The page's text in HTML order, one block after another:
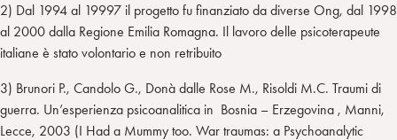
2) Dal 1994 al 19997 il progetto fu finanziato da diverse Ong, dal 1998
al 2000 dalla Regione Emilia Romagna. Il lavoro delle psicoterapeute
italiane è stato volontario e non retribuito
3) Brunori P., Candolo G., Donà dalle Rose M., Risoldi M.C. Traumi di
guerra. Un’esperienza psicoanalitica in Bosnia – Erzegovina , Manni,
Lecce, 2003 (I Had a Mummy too. War traumas: a Psychoanalytic